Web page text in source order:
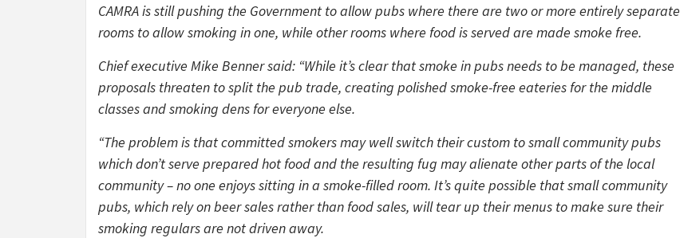
CAMRA is still pushing the Government to allow pubs where there are two or more entirely separate
rooms to allow smoking in one, while other rooms where food is served are made smoke free.
Chief executive Mike Benner said: “While it’s clear that smoke in pubs needs to be managed, these
proposals threaten to split the pub trade, creating polished smoke-free eateries for the middle
classes and smoking dens for everyone else.
“The problem is that committed smokers may well switch their custom to small community pubs
which don’t serve prepared hot food and the resulting fug may alienate other parts of the local
community – no one enjoys sitting in a smoke-filled room. It’s quite possible that small community
pubs, which rely on beer sales rather than food sales, will tear up their menus to make sure their
smoking regulars are not driven away.